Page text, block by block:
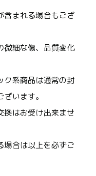
含まれる場合もござ
微細な傷、品質変化
ク系商品は通常の封
います。
換はお受け出来ませ
場合は以上を必ずご